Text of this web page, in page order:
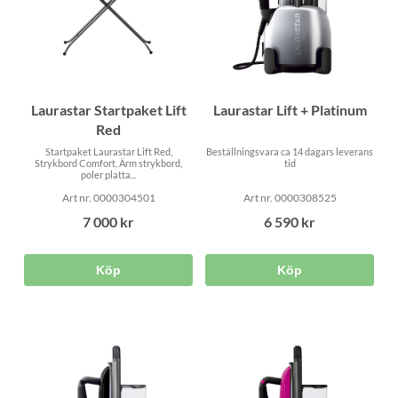
Passade Strykbord:
Prestige & Comfort, se priset
Laurastar Startpaket Lift
Red
Startpaket Laurastar Lift Red,
Strykbord Comfort, Ärm strykbord,
poler platta...
Art nr. 0000304501
7 000 kr
Köp
Laurastar Lift + Platinum
Beställningsvara ca 14 dagars leverans
tid
Art nr. 0000308525
6 590 kr
Köp